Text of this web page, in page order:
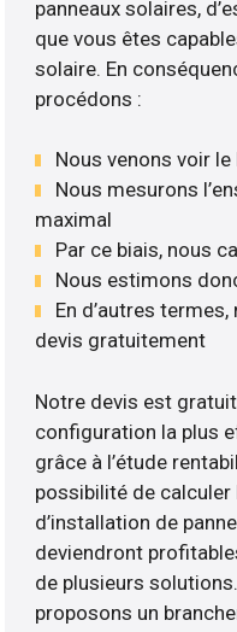
panneaux solaires,
que vous êtes
solaire. En
procédons :
Nous venons voir
Nous mesurons
maximal
Par ce biais, nous
Nous estimons
En d’autres
devis gratuitement
Notre devis est
configuration la plus
grâce à l’étude
possibilité de
d’installation de
deviendront
de plusieurs
proposons un